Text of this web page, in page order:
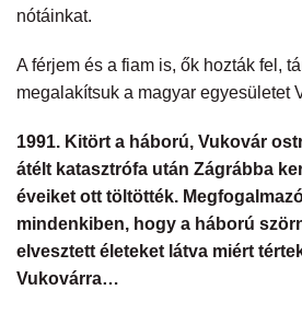
nótáinkat.
A férjem és a fiam is, ők hozták fel,
megalakítsuk a magyar egyesületet
1991. Kitört a háború, Vukovár
átélt katasztrófa után Zágrábba
éveiket ott töltötték.
mindenkiben, hogy a háború
elvesztett életeket látva miért
Vukovárra…